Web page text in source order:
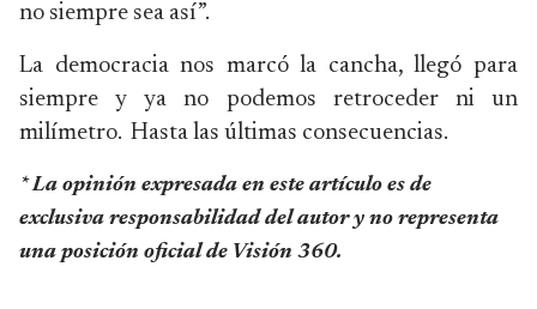
no siempre sea así”.
La democracia nos marcó la cancha, llegó para
siempre y ya no podemos retroceder ni un
milímetro. Hasta las últimas consecuencias.
* La opinión expresada en este artículo es de
exclusiva responsabilidad del autor y no representa
una posición oficial de Visión 360.